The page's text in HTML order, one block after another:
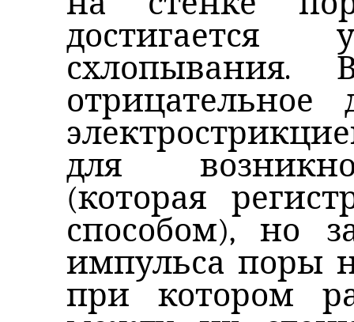
схлопывания.
отрицательное
для
(которая
способом), но
импульса поры
при котором